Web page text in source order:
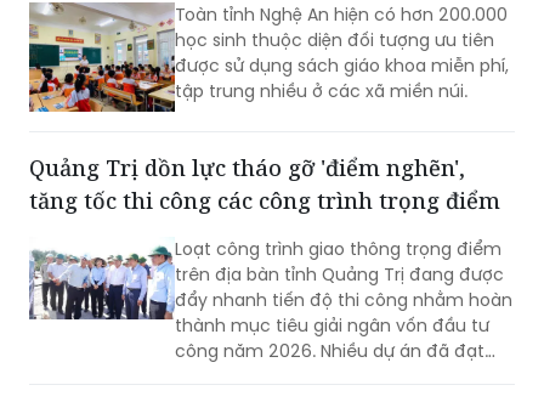
Toàn tỉnh Nghệ An hiện có hơn 200.000
học sinh thuộc diện đối tượng ưu tiên
được sử dụng sách giáo khoa miễn phí,
tập trung nhiều ở các xã miền núi.
Quảng Trị dồn lực tháo gỡ 'điểm nghẽn',
tăng tốc thi công các công trình trọng điểm
Loạt công trình giao thông trọng điểm
trên địa bàn tỉnh Quảng Trị đang được
đẩy nhanh tiến độ thi công nhằm hoàn
thành mục tiêu giải ngân vốn đầu tư
công năm 2026. Nhiều dự án đã đạt